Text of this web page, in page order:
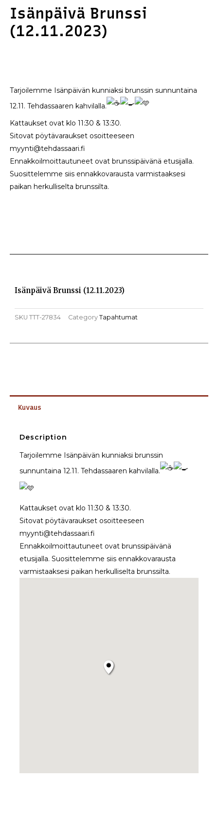
Isänpäivä Brunssi
(12.11.2023)
Tarjoilemme Isänpäivän kunniaksi brunssin sunnuntaina
12.11. Tehdassaaren kahvilalla.
Kattaukset ovat klo 11:30 & 13:30.
Sitovat pöytävaraukset osoitteeseen
myynti@tehdassaari.fi
Ennakkoilmoittautuneet ovat brunssipäivänä etusijalla.
Suosittelemme siis ennakkovarausta varmistaaksesi
paikan herkulliselta brunssilta.
Isänpäivä Brunssi (12.11.2023)
SKU TTT-27834 Category Tapahtumat
Kuvaus
Description
Tarjoilemme Isänpäivän kunniaksi brunssin
sunnuntaina 12.11. Tehdassaaren kahvilalla.
Kattaukset ovat klo 11:30 & 13:30.
Sitovat pöytävaraukset osoitteeseen
myynti@tehdassaari.fi
Ennakkoilmoittautuneet ovat brunssipäivänä
etusijalla. Suosittelemme siis ennakkovarausta
varmistaaksesi paikan herkulliselta brunssilta.